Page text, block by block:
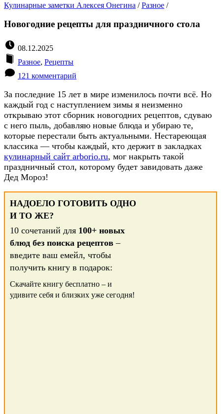
Кулинарные заметки Алексея Онегина /Разное /
Новогодние рецепты для праздничного стола
08.12.2025
Разное, Рецепты
121 комментарий
За последние 15 лет в мире изменилось почти всё. Но
каждый год с наступлением зимы я неизменно
открываю этот сборник новогодних рецептов, сдуваю
с него пыль, добавляю новые блюда и убираю те,
которые перестали быть актуальными. Нестареющая
классика — чтобы каждый, кто держит в закладках
кулинарный сайт arborio.ru, мог накрыть такой
праздничный стол, которому будет завидовать даже
Дед Мороз!
НАДОЕЛО ГОТОВИТЬ ОДНО
И ТО ЖЕ?
10 сочетаний для 100+ новых
блюд без поиска рецептов –
введите ваш емейл, чтобы
получить книгу в подарок:
Скачайте книгу бесплатно – и
удивите себя и близких уже сегодня!